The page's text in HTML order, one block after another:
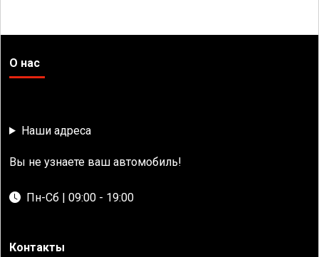
О нас
Наши адреса
Вы не узнаете ваш автомобиль!
Пн-Сб | 09:00 - 19:00
Контакты